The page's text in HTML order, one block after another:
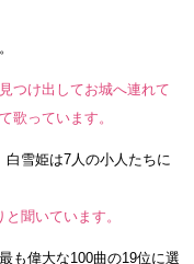
つけ出してお城へ連れて
歌っています。
雪姫は7人の小人たちに
聞いています。
も偉大な100曲の19位に選